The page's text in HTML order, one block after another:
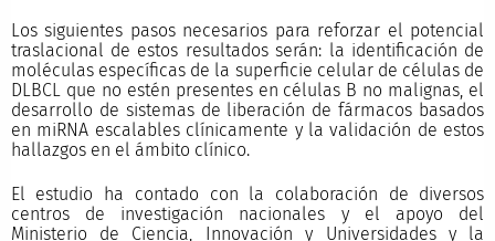
Los siguientes pasos necesarios para reforzar el potencial
traslacional de estos resultados serán: la identificación de
moléculas específicas de la superficie celular de células de
DLBCL que no estén presentes en células B no malignas, el
desarrollo de sistemas de liberación de fármacos basados
en miRNA escalables clínicamente y la validación de estos
hallazgos en el ámbito clínico.
El estudio ha contado con la colaboración de diversos
centros de investigación nacionales y el apoyo del
Ministerio de Ciencia, Innovación y Universidades y la